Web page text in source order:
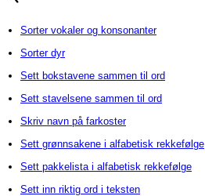
Sorter vokaler og konsonanter
Sorter dyr
Sett bokstavene sammen til ord
Sett stavelsene sammen til ord
Skriv navn på farkoster
Sett grønnsakene i alfabetisk rekkefølge
Sett pakkelista i alfabetisk rekkefølge
Sett inn riktig ord i teksten